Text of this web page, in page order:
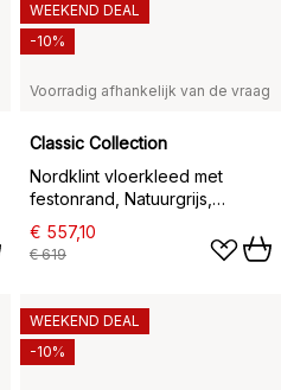
Voorradig afhankelijk van de vraag
Classic Collection
Nordklint vloerkleed met
festonrand, Natuurgrijs,
200x200 cm
€ 557,10
€ 619
WEEKEND DEAL
-10%
WEEKEND DEAL
-10%